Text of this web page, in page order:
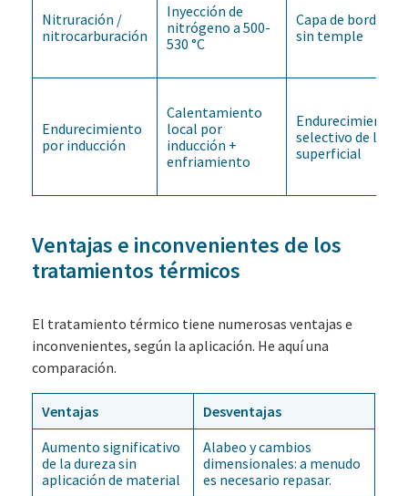
Nitruración /
nitrocarburación
Inyección de
nitrógeno a 500-
530 °C
Capa de borde
sin temple
Endurecimiento
por inducción
Calentamiento
local por
inducción +
enfriamiento
Endurecimiento
selectivo de la
superficial
Ventajas e inconvenientes de los
tratamientos térmicos
El tratamiento térmico tiene numerosas ventajas e
inconvenientes, según la aplicación. He aquí una
comparación.
Ventajas
Desventajas
Aumento significativo
de la dureza sin
aplicación de material
Alabeo y cambios
dimensionales: a menudo
es necesario repasar.